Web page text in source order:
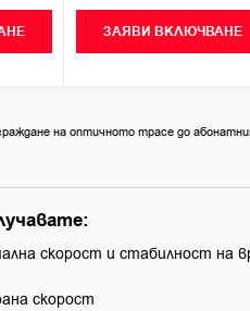
ЗАЯВИ ВКЛЮЧВАНЕ
на оптичното трасе до
скорост и стабилност на
скорост